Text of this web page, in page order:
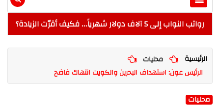
رواتب النواب إلى 5 آلاف دولار شهرياً... فكيف أقرّت الزيادة؟
الرئيسية
محليات
الرئيس عون: استهداف البحرين والكويت انتهاك فاضح
محليات